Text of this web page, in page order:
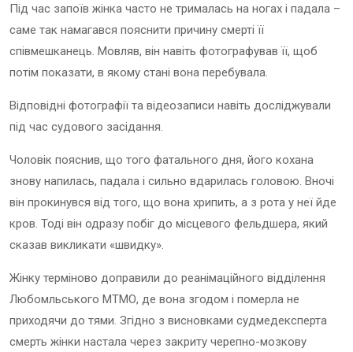
Під час запоїв жінка часто не трималась на ногах і падала –
саме так намагався пояснити причину смерті її
співмешканець. Мовляв, він навіть фотографував її, щоб
потім показати, в якому стані вона перебувала.
Відповідні фотографії та відеозаписи навіть досліджували
під час судового засідання.
Чоловік пояснив, що того фатального дня, його кохана
знову напилась, падала і сильно вдарилась головою. Вночі
він прокинувся від того, що вона хрипить, а з рота у неї йде
кров. Тоді він одразу побіг до місцевого фельдшера, який
сказав викликати «швидку».
Жінку терміново доправили до реанімаційного відділення
Любомльського МТМО, де вона згодом і померла не
приходячи до тями. Згідно з висновками судмедексперта
смерть жінки настала через закриту черепно-мозкову